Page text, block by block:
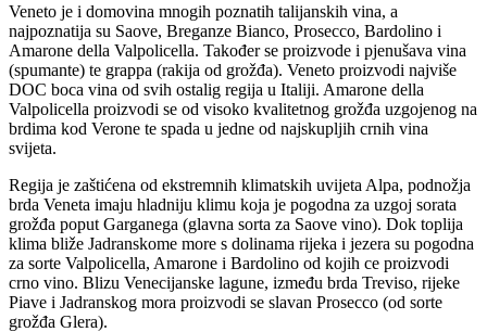
Veneto je i domovina mnogih poznatih talijanskih vina, a
najpoznatija su Saove, Breganze Bianco, Prosecco, Bardolino i
Amarone della Valpolicella. Također se proizvode i pjenušava vina
(spumante) te grappa (rakija od grožđa). Veneto proizvodi najviše
DOC boca vina od svih ostalig regija u Italiji. Amarone della
Valpolicella proizvodi se od visoko kvalitetnog grožđa uzgojenog na
brdima kod Verone te spada u jedne od najskupljih crnih vina
svijeta.
Regija je zaštićena od ekstremnih klimatskih uvijeta Alpa, podnožja
brda Veneta imaju hladniju klimu koja je pogodna za uzgoj sorata
grožđa poput Garganega (glavna sorta za Saove vino). Dok toplija
klima bliže Jadranskome more s dolinama rijeka i jezera su pogodna
za sorte Valpolicella, Amarone i Bardolino od kojih ce proizvodi
crno vino. Blizu Venecijanske lagune, između brda Treviso, rijeke
Piave i Jadranskog mora proizvodi se slavan Prosecco (od sorte
grožđa Glera).